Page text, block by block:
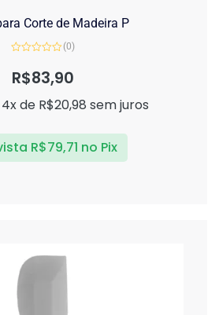
Corte de Madeira P
de
(0)
R$83,90
de R$20,98 sem juros
R$79,71 no Pix